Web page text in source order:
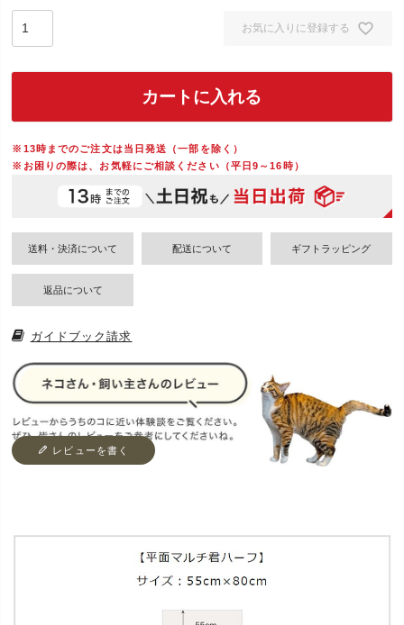
お気に入りに登録する
カートに入れる
※13時までのご注文は当日発送（一部を除く）
※お困りの際は、お気軽にご相談ください（平日9～16時）
送料・決済について 配送について ギフトラッピング
返品について
ガイドブック請求
レビューを書く